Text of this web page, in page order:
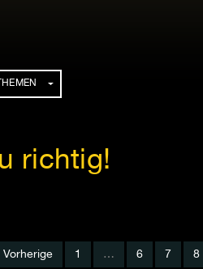
THEMEN
richtig!
Vorherige 1 … 6 7 8